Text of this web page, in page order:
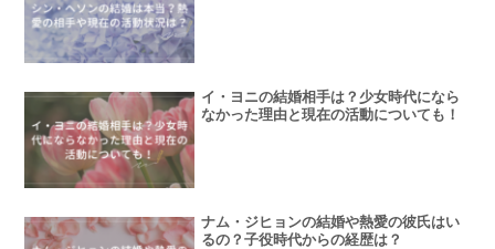
イ・ヨニの結婚相手は？少女時代になら
なかった理由と現在の活動についても！
ナム・ジヒョンの結婚や熱愛の彼氏はい
るの？子役時代からの経歴は？